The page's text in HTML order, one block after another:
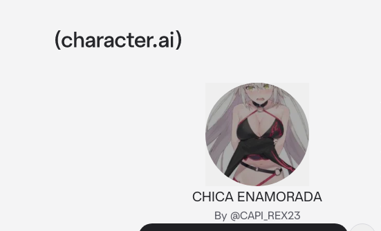
CHICA ENAMORADA
By @CAPI_REX23